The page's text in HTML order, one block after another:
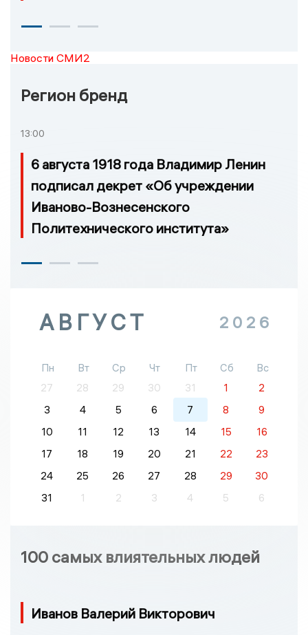
Новости СМИ2
Регион бренд
13:00
6 августа 1918 года Владимир Ленин
подписал декрет «Об учреждении
Иваново-Вознесенского
Политехнического института»
АВГУСТ 2026
Пн Вт Ср Чт Пт Сб
Вс
27
28 29 30 31 1
2
3
4 5 6 7 8
9
10
11 12 13 14 15
16
17
18 19 20 21 22
23
24
25 26 27 28 29
30
31
1 2 3 4 5 6
100 самых влиятельных людей
Иванов Валерий Викторович